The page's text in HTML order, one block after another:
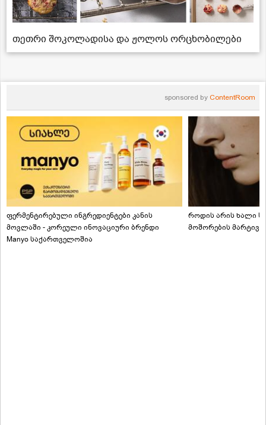
თეთრი შოკოლადისა და ჟოლოს ორცხობილები
sponsored by ContentRoom
ფერმენტირებული ინგრედიენტები კანის
მოვლაში - კორეული ინოვაციური ბრენდი
Manyo საქართველოშია
როდის არის ხალი
მოშორების